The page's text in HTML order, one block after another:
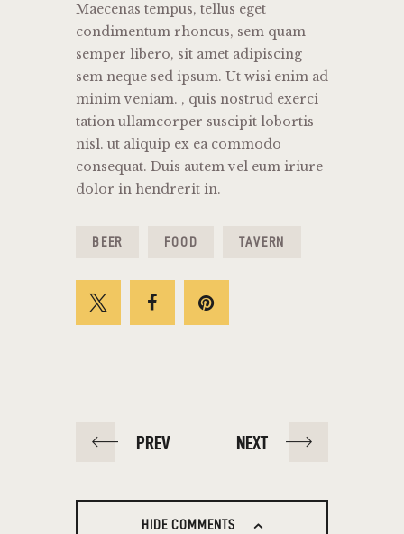
Maecenas tempus, tellus eget
condimentum rhoncus, sem quam
semper libero, sit amet adipiscing
sem neque sed ipsum. Ut wisi enim ad
minim veniam. , quis nostrud exerci
tation ullamcorper suscipit lobortis
nisl. ut aliquip ex ea commodo
consequat. Duis autem vel eum iriure
dolor in hendrerit in.
BEER FOOD TAVERN
PREV NEXT
HIDE COMMENTS